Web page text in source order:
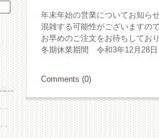
年末年始の営業についてお知ら
混雑する可能性がございますの
お早めのご注文をお待ちしてお
冬期休業期間 令和3年12月28日
Comments (0)